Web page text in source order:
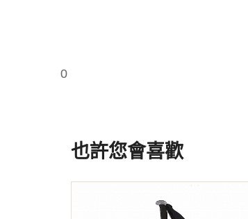
0
也許您會喜歡